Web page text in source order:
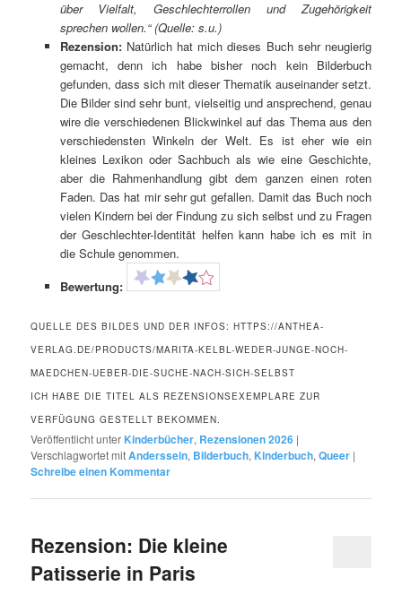
über Vielfalt, Geschlechterrollen und Zugehörigkeit
sprechen wollen.“ (Quelle: s.u.)
Rezension: Natürlich hat mich dieses Buch sehr neugierig
gemacht, denn ich habe bisher noch kein Bilderbuch
gefunden, dass sich mit dieser Thematik auseinander setzt.
Die Bilder sind sehr bunt, vielseitig und ansprechend, genau
wire die verschiedenen Blickwinkel auf das Thema aus den
verschiedensten Winkeln der Welt. Es ist eher wie ein
kleines Lexikon oder Sachbuch als wie eine Geschichte,
aber die Rahmenhandlung gibt dem ganzen einen roten
Faden. Das hat mir sehr gut gefallen. Damit das Buch noch
vielen Kindern bei der Findung zu sich selbst und zu Fragen
der Geschlechter-Identität helfen kann habe ich es mit in
die Schule genommen.
Bewertung:
QUELLE DES BILDES UND DER INFOS: HTTPS://ANTHEA-
VERLAG.DE/PRODUCTS/MARITA-KELBL-WEDER-JUNGE-NOCH-
MAEDCHEN-UEBER-DIE-SUCHE-NACH-SICH-SELBST
ICH HABE DIE TITEL ALS REZENSIONSEXEMPLARE ZUR
VERFÜGUNG GESTELLT BEKOMMEN.
Veröffentlicht unter Kinderbücher, Rezensionen 2026 |
Verschlagwortet mitAnderssein, Bilderbuch, Kinderbuch,Queer |
Schreibe einen Kommentar
Rezension: Die kleine
Patisserie in Paris